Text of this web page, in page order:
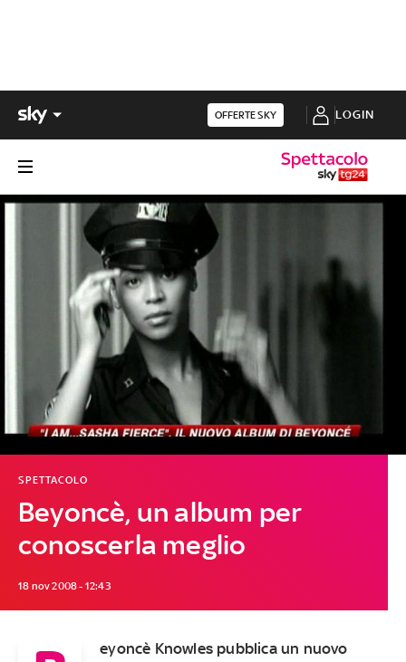
OFFERTE SKY LOGIN
Beyoncè, un album per
conoscerla meglio
SPETTACOLO
18 nov 2008 - 12:43
eyoncè Knowles pubblica un nuovo